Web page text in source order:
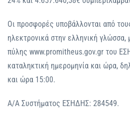
Οι προσφορές υποβάλλονται από
ηλεκτρονικά στην ελληνική γλώσσα,
πύλης www.promitheus.gov.gr του
καταληκτική ημερομηνία και ώρα,
και ώρα 15:00.
Α/Α Συστήματος ΕΣΗΔΗΣ: 284549.